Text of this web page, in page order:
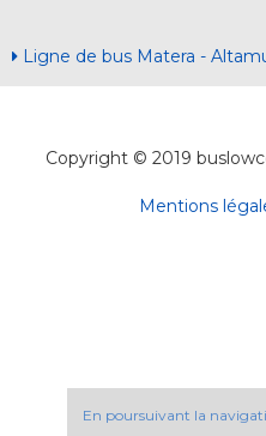
Ligne de bus Matera -
Copyright © 2019
Mentions
En poursuivant la